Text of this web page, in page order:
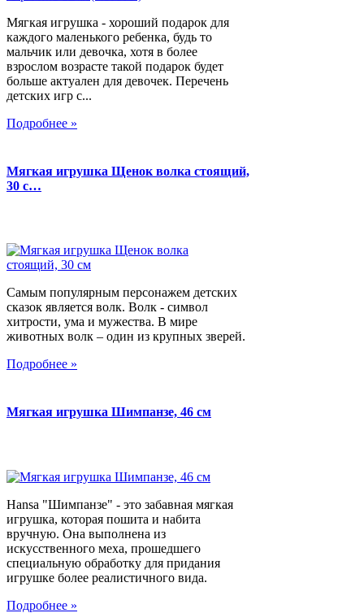
Мягкая игрушка - хороший подарок для
каждого маленького ребенка, будь то
мальчик или девочка, хотя в более
взрослом возрасте такой подарок будет
больше актуален для девочек. Перечень
детских игр с...
Подробнее »
Мягкая игрушка Щенок волка стоящий,
30 с…
Самым популярным персонажем детских
сказок является волк. Волк - символ
хитрости, ума и мужества. В мире
животных волк – один из крупных зверей.
Подробнее »
Мягкая игрушка Шимпанзе, 46 см
Hansa "Шимпанзе" - это забавная мягкая
игрушка, которая пошита и набита
вручную. Она выполнена из
искусственного меха, прошедшего
специальную обработку для придания
игрушке более реалистичного вида.
Подробнее »